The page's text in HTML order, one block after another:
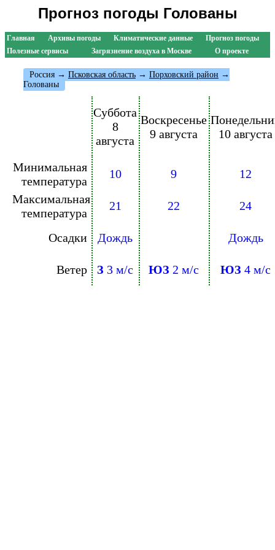
Прогноз погоды Голованы
Главная Архивы погоды Климатические данные
Прогноз погоды
Полезные сервисы
Загрязнение воздуха в Москве О проекте
Россия → Псковская область → Порховский район →
Голованы
Суббота
8
августа
Воскресенье
9 августа
10 августа
Минимальная
температура
10 9
12
Максимальная
температура
21 22 24
Осадки Дождь Дождь
Ветер З 3 м/с ЮЗ 2 м/с ЮЗ 4 м/с